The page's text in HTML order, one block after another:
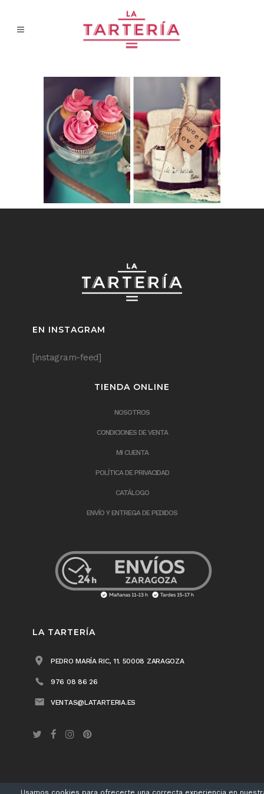
EN INSTAGRAM
[instagram-feed]
TIENDA ONLINE
NOSOTROS
CONDICIONES DE VENTA
MI CUENTA
POLÍTICA DE PRIVACIDAD
CATÁLOGO
ENVÍO Y ENTREGA DE PEDIDOS
LA TARTERÍA
PEDRO MARÍA RIC, 11. 50008 ZARAGOZA
976 08 86 26
VENTAS@LATARTERIA.ES
Usamos cookies para ofrecerte una correcta experiencia en